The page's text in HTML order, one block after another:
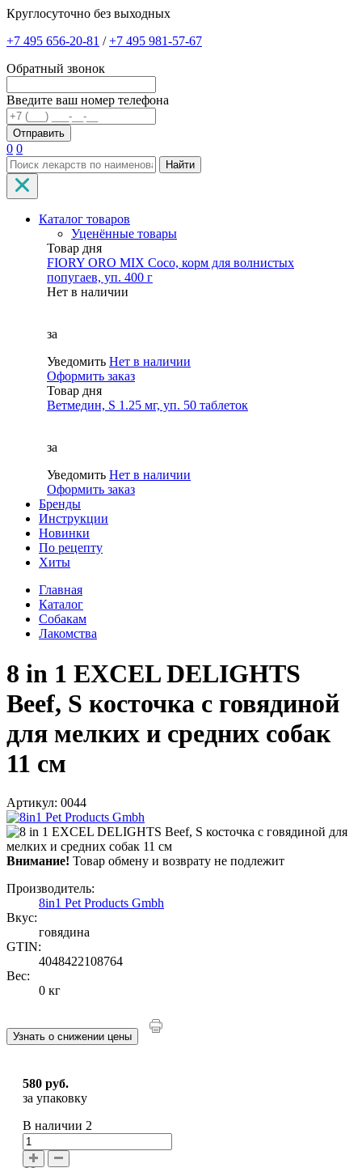
Круглосуточно без выходных
+7 495 656-20-81 /+7 495 981-57-67
Обратный звонок
Введите ваш номер телефона
0 0
Найти
Каталог товаров
Уценённые товары
Товар дня
FIORY ORO MIX Coco, корм для волнистых
попугаев, уп. 400 г
Нет в наличии
за
Уведомить Нет в наличии
Оформить заказ
Товар дня
Ветмедин, S 1.25 мг, уп. 50 таблеток
за
Уведомить Нет в наличии
Оформить заказ
Бренды
Инструкции
Новинки
По рецепту
Хиты
Главная
Каталог
Собакам
Лакомства
8 in 1 EXCEL DELIGHTS
Beef, S косточка с говядиной
для мелких и средних собак
11 см
Артикул: 0044
Внимание! Товар обмену и возврату не подлежит
Производитель:
8in1 Pet Products Gmbh
Вкус:
говядина
GTIN:
4048422108764
Вес:
0 кг
Узнать о снижении цены
580 руб.
за упаковку
В наличии 2